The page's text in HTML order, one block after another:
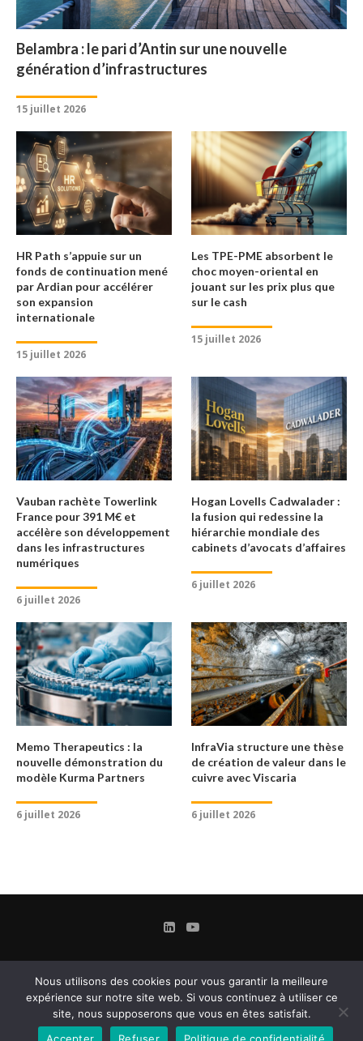
Belambra : le pari d’Antin sur une nouvelle
génération d’infrastructures
15 juillet 2026
HR Path s’appuie sur un
fonds de continuation mené
par Ardian pour accélérer
son expansion
internationale
15 juillet 2026
Les TPE-PME absorbent le
choc moyen-oriental en
jouant sur les prix plus que
sur le cash
15 juillet 2026
Vauban rachète Towerlink
France pour 391 M€ et
accélère son développement
dans les infrastructures
numériques
6 juillet 2026
Hogan Lovells Cadwalader :
la fusion qui redessine la
hiérarchie mondiale des
cabinets d’avocats d’affaires
6 juillet 2026
Memo Therapeutics : la
nouvelle démonstration du
modèle Kurma Partners
6 juillet 2026
InfraVia structure une thèse
de création de valeur dans le
cuivre avec Viscaria
6 juillet 2026
Nous utilisons des cookies pour vous garantir la meilleure
expérience sur notre site web. Si vous continuez à utiliser ce
site, nous supposerons que vous en êtes satisfait.
Accepter
Refuser Politique de confidentialité